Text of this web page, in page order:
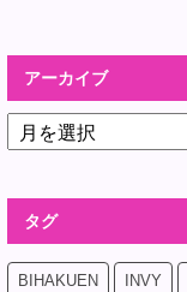
アーカイブ
タグ
BIHAKUEN INVY